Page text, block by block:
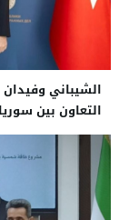
الشيباني وفيدان
التعاون بين